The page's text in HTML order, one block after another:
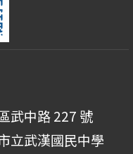
武中路 227 號
立武漢國民中學